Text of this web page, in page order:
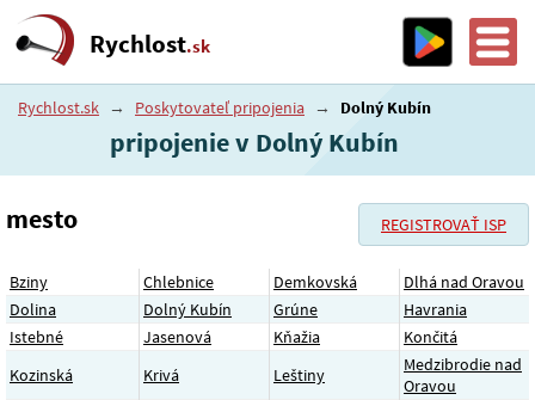
Rychlost.sk
Rychlost.sk → Poskytovateľ pripojenia → Dolný Kubín
pripojenie v Dolný Kubín
REGISTROVAŤ ISP
mesto
Bziny Chlebnice Demkovská
Dlhá nad Oravou
Dolina
Dolný Kubín Grúne
Havrania
Istebné
Jasenová Kňažia
Končitá
Kozinská
Krivá Leštiny
Medzibrodie nad
Oravou